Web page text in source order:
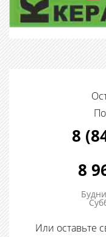
8
8
Или оставьте